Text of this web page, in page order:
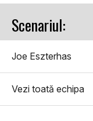
Scenariul:
Joe Eszterhas
Vezi toată echipa